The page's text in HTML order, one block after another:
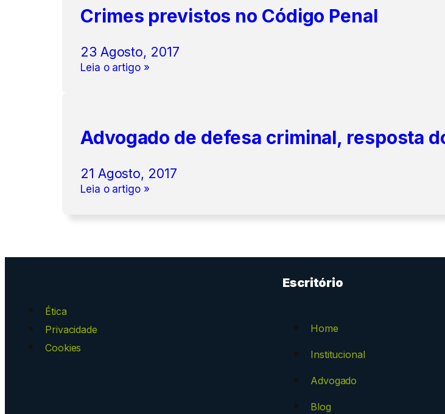
Crimes previstos no Código Penal
23 Agosto, 2017
Leia o artigo »
Advogado de defesa criminal, resposta
21 Agosto, 2017
Leia o artigo »
Ética
Privacidade
Cookies
Escritório
Home
Institucional
Advogado
Blog